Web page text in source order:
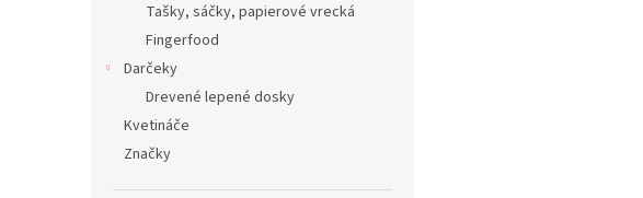
Tašky, sáčky, papierové vrecká
Fingerfood
Darčeky
Drevené lepené dosky
Kvetináče
Značky